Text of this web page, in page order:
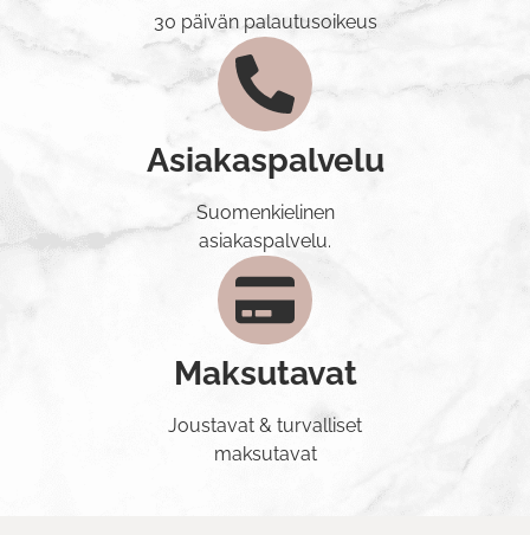
30 päivän palautusoikeus
Asiakaspalvelu
Suomenkielinen
asiakaspalvelu.
Maksutavat
Joustavat & turvalliset
maksutavat